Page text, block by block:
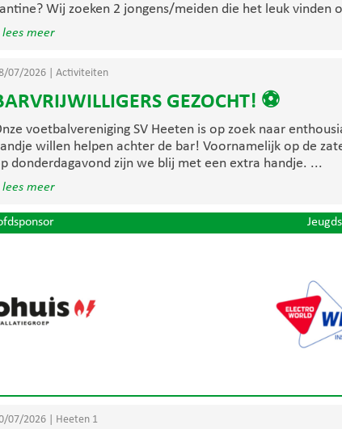
Wij zoeken 2 jongens/meiden die het leuk vinden
lees meer
07/2026| Activiteiten
GEZOCHT! ⚽
voetbalvereniging SV Heeten is op zoek naar
willen helpen achter de bar! Voornamelijk op de
donderdagavond zijn we blij met een extra handje. ...
lees meer
07/2026| Heeten 1